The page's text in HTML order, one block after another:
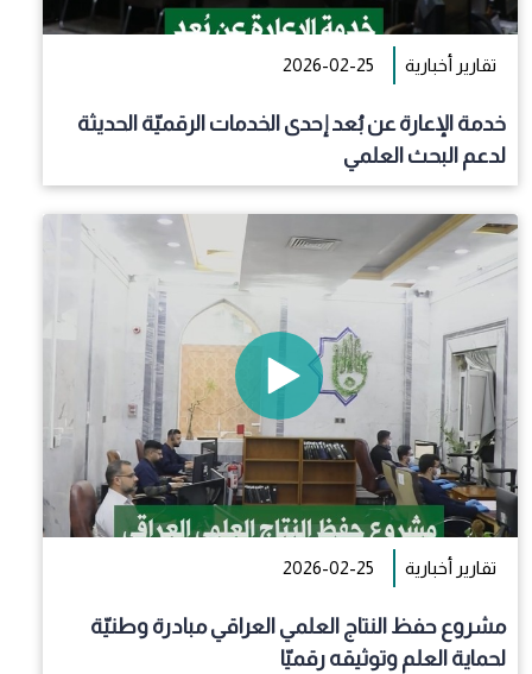
تقارير أخبارية 2026-02-25
خدمة الإعارة عن بُعد إحدى الخدمات الرقميّة الحديثة
لدعم البحث العلمي
تقارير أخبارية 2026-02-25
مشروع حفظ النتاج العلمي العراقي مبادرة وطنيّة
لحماية العلم وتوثيقه رقميّا